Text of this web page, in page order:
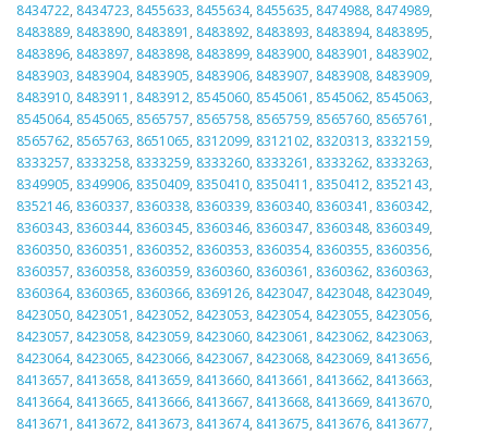
8434722, 8434723, 8455633, 8455634, 8455635, 8474988, 8474989,
8483889, 8483890, 8483891 , 8483892, 8483893, 8483894, 8483895,
8483896, 8483897, 8483898, 8483899, 8483900, 8483901 , 8483902,
8483903, 8483904, 8483905, 8483906, 8483907, 8483908, 8483909,
8483910, 8483911 , 8483912, 8545060, 8545061 , 8545062, 8545063,
8545064, 8545065, 8565757, 8565758, 8565759, 8565760, 8565761 ,
8565762, 8565763, 8651065, 8312099, 8312102, 8320313, 8332159,
8333257, 8333258, 8333259, 8333260, 8333261 , 8333262, 8333263,
8349905, 8349906, 8350409, 8350410, 8350411 , 8350412, 8352143,
8352146, 8360337, 8360338, 8360339, 8360340, 8360341 , 8360342,
8360343, 8360344, 8360345, 8360346, 8360347, 8360348, 8360349,
8360350, 8360351 , 8360352, 8360353, 8360354, 8360355, 8360356,
8360357, 8360358, 8360359, 8360360, 8360361 , 8360362, 8360363,
8360364, 8360365, 8360366, 8369126, 8423047, 8423048, 8423049,
8423050, 8423051 , 8423052, 8423053, 8423054, 8423055, 8423056,
8423057, 8423058, 8423059, 8423060, 8423061 , 8423062, 8423063,
8423064, 8423065, 8423066, 8423067, 8423068, 8423069, 8413656,
8413657, 8413658, 8413659, 8413660, 8413661 , 8413662, 8413663,
8413664, 8413665, 8413666, 8413667, 8413668, 8413669, 8413670,
8413671 , 8413672, 8413673, 8413674, 8413675, 8413676, 8413677,